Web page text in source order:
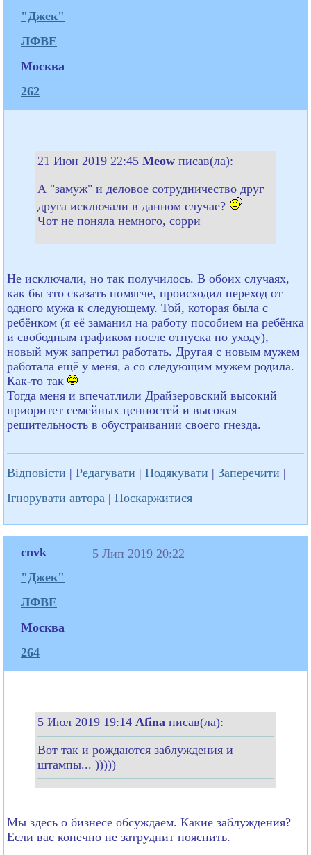
"Джек"
ЛФВЕ
Москва
262
21 Июн 2019 22:45 Meow писав(ла):
А "замуж" и деловое сотрудничество друг
друга исключали в данном случае?
Чот не поняла немного, сорри
Не исключали, но так получилось. В обоих случаях,
как бы это сказать помягче, происходил переход от
одного мужа к следующему. Той, которая была с
ребёнком (я её заманил на работу пособием на ребёнка
и свободным графиком после отпуска по уходу),
новый муж запретил работать. Другая с новым мужем
работала ещё у меня, а со следующим мужем родила.
Как-то так
Тогда меня и впечатлили Драйзеровский высокий
приоритет семейных ценностей и высокая
решительность в обустраивании своего гнезда.
Відповісти | Редагувати | Подякувати | Заперечити |
Ігнорувати автора | Поскаржитися
cnvk
"Джек"
ЛФВЕ
Москва
264
5 Лип 2019 20:22
5 Июл 2019 19:14 Afina писав(ла):
Вот так и рождаются заблуждения и
штампы... )))))
Мы здесь о бизнесе обсуждаем. Какие заблуждения?
Если вас конечно не затруднит пояснить.